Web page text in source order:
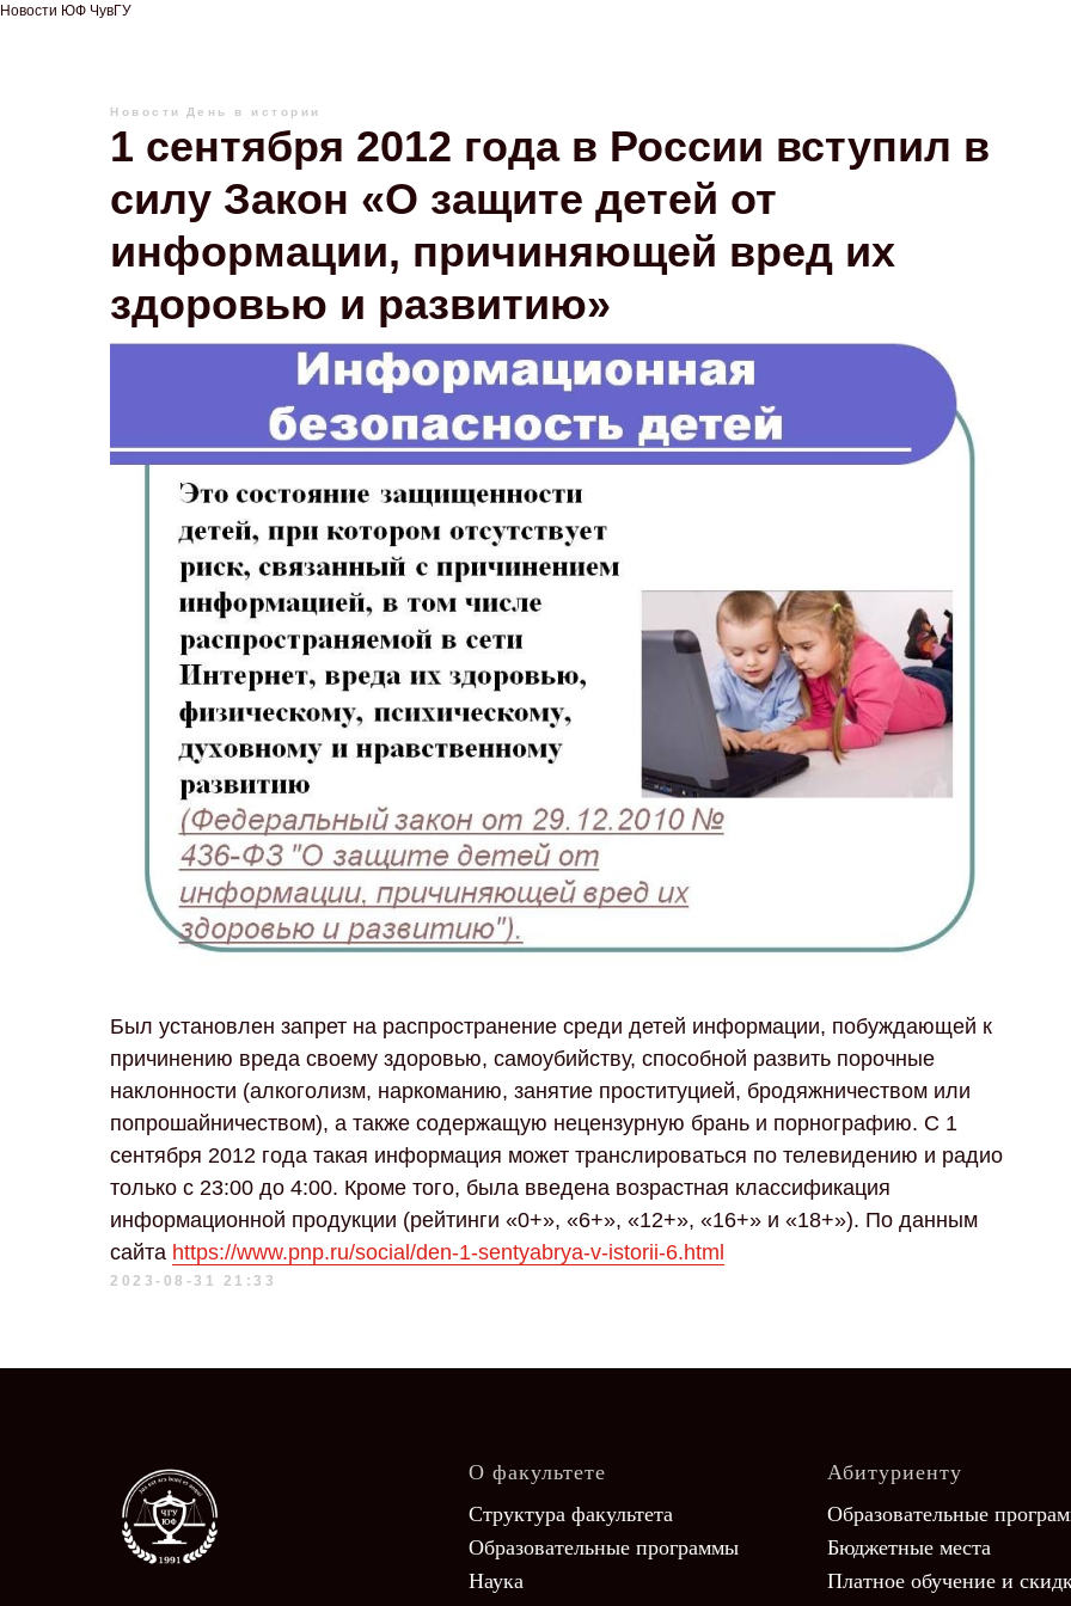
Новости ЮФ ЧувГУ
Новости День в истории
1 сентября 2012 года в России вступил в
силу Закон «О защите детей от
информации, причиняющей вред их
здоровью и развитию»
Был установлен запрет на распространение среди детей информации, побуждающей к
причинению вреда своему здоровью, самоубийству, способной развить порочные
наклонности (алкоголизм, наркоманию, занятие проституцией, бродяжничеством или
попрошайничеством), а также содержащую нецензурную брань и порнографию. С 1
сентября 2012 года такая информация может транслироваться по телевидению и радио
только с 23:00 до 4:00. Кроме того, была введена возрастная классификация
информационной продукции (рейтинги «0+», «6+», «12+», «16+» и «18+»). По данным
сайта https://www.pnp.ru/social/den-1-sentyabrya-v-istorii-6.html
2023-08-31 21:33
О факультете
Структура факультета
Образовательные программы
Наука
Абитуриенту
Образовательные
Бюджетные места
Платное обучение и